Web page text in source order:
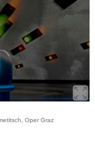
Oper Graz